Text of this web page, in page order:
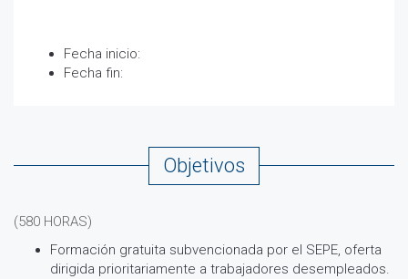
Fecha inicio:
Fecha fin:
Objetivos
(580 HORAS)
Formación gratuita subvencionada por el SEPE, oferta
dirigida prioritariamente a trabajadores desempleados.